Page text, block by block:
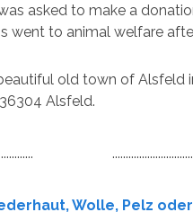
asked to make a
went to animal welfare
old town of Alsfeld
Alsfeld.
Wolle, Pelz oder